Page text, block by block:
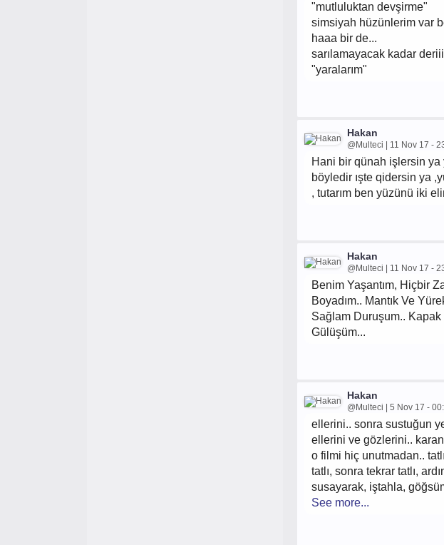
"mutluluktan devşirme"
simsiyah hüzünlerim var
haaa bir de...
sarılamayacak kadar
"yaralarım"
Hakan
@Multeci | 11 Nov 17 -
Hani bir qünah işlersin
böyledir ışte qidersin ya
, tutarım ben yüzünü iki
Hakan
@Multeci | 11 Nov 17 -
Benim Yaşantım, Hiçbir
Boyadım.. Mantık Ve
Sağlam Duruşum..
Gülüşüm...
Hakan
@Multeci | 5 Nov 17 -
ellerini.. sonra sustuğun
ellerini ve gözlerini..
o filmi hiç unutmadan..
tatlı, sonra tekrar tatlı,
susayarak, iştahla,
See more...